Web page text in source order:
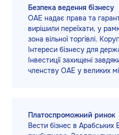
Безпека ведення бізнесу
ОАЕ надає права та
вирішили переїхати, у
зона вільної торгівлі.
Інтереси бізнесу для
Інвестиції захищені
членству ОАЕ у великих
Платоспроможний ринок
Вести бізнес в Арабських